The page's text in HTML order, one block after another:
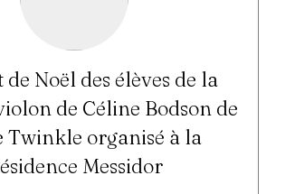
Noël des élèves de la
de Céline Bodson de
Twinkle organisé à la
Messidor